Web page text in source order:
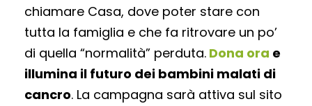
chiamare Casa, dove poter stare con
tutta la famiglia e che fa ritrovare un po’
di quella “normalità” perduta. Dona ora e
illumina il futuro dei bambini malati di
cancro. La campagna sarà attiva sul sito